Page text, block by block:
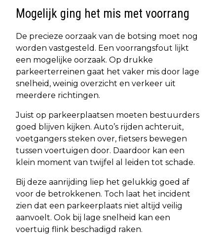
Mogelijk ging het mis met voorrang
De precieze oorzaak van de botsing moet nog
worden vastgesteld. Een voorrangsfout lijkt
een mogelijke oorzaak. Op drukke
parkeerterreinen gaat het vaker mis door lage
snelheid, weinig overzicht en verkeer uit
meerdere richtingen.
Juist op parkeerplaatsen moeten bestuurders
goed blijven kijken. Auto’s rijden achteruit,
voetgangers steken over, fietsers bewegen
tussen voertuigen door. Daardoor kan een
klein moment van twijfel al leiden tot schade.
Bij deze aanrijding liep het gelukkig goed af
voor de betrokkenen. Toch laat het incident
zien dat een parkeerplaats niet altijd veilig
aanvoelt. Ook bij lage snelheid kan een
voertuig flink beschadigd raken.